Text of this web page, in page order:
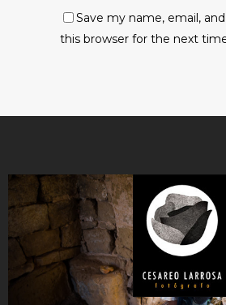
Save my name, email,
this browser for the next